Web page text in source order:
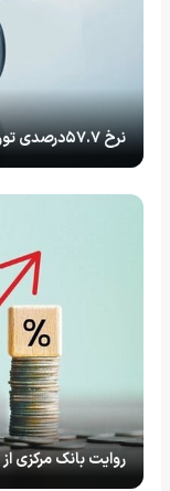
نرخ ۵۷.۷درصدی تورم خرداد
روایت بانک مرکزی از